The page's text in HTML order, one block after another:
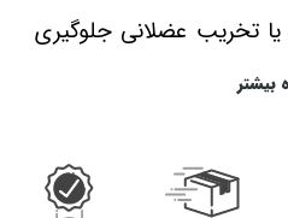
یا تخریب عضلانی جلوگیری
آمینه در خون میتوان
بدن نمود، به طور کلی این
بیشتر